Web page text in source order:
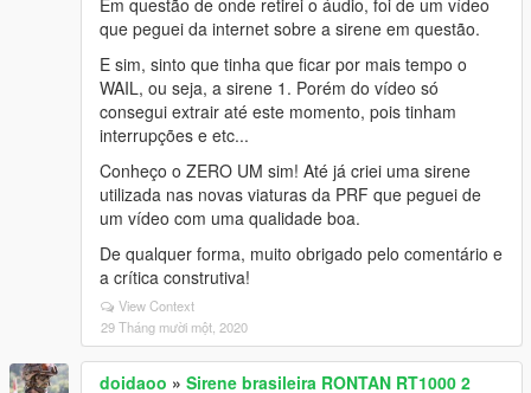
que peguei da internet sobre a sirene em questão.
E sim, sinto que tinha que ficar por mais tempo o
WAIL, ou seja, a sirene 1. Porém do vídeo só
consegui extrair até este momento, pois tinham
interrupções e etc...
Conheço o ZERO UM sim! Até já criei uma sirene
utilizada nas novas viaturas da PRF que peguei de
um vídeo com uma qualidade boa.
De qualquer forma, muito obrigado pelo comentário e
a crítica construtiva!
View Context
29 Tháng mười một, 2020
doidaoo » Sirene brasileira RONTAN RT1000 2